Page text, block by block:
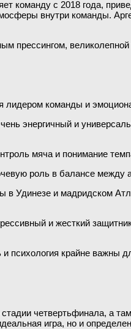
команду с 2018 года,
внутри команды.
прессингом,
лидером команды и
энергичный и
мяча и понимание
роль в балансе между
Удинезе и мадридском
и жесткий
психология крайне
четвертьфинала, а
игра, но и